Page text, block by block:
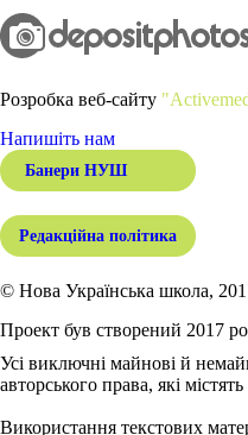
Розробка веб-сайту
Напишіть нам
Банери НУШ
Редакційна політика
© Нова Українська школа,
Проект був створений 2017
Усі виключні майнові й
авторського права, які
Використання текстових